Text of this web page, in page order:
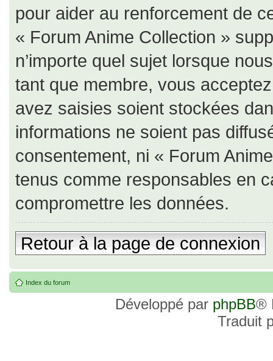
pour aider au renforcement de
« Forum Anime Collection »
n’importe quel sujet lorsque
tant que membre, vous
avez saisies soient stockées
informations ne soient pas
consentement, ni « Forum
tenus comme responsables en
compromettre les données.
Retour à la page de connexion
Index du forum
Développé par phpBB®
Traduit